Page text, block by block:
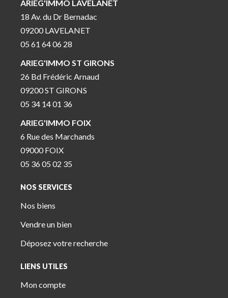
ARIEG'IMMO LAVELANET
18 Av. du Dr Bernadac
09200 LAVELANET
05 61 64 06 28
ARIEG'IMMO ST GIRONS
26 Bd Frédéric Arnaud
09200 ST GIRONS
05 34 14 01 36
ARIEG'IMMO FOIX
6 Rue des Marchands
09000 FOIX
05 36 05 02 35
NOS SERVICES
Nos biens
Vendre un bien
Déposez votre recherche
LIENS UTILES
Mon compte